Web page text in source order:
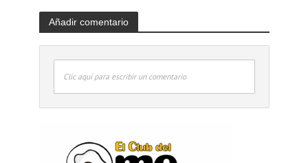
Añadir comentario
Clic aquí para escribir un comentario